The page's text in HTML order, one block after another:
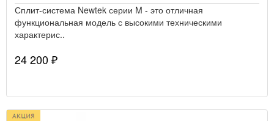
Сплит-система Newtek серии M - это отличная
функциональная модель с высокими техническими
характерис..
24 200 ₽